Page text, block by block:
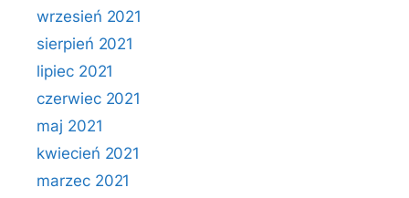
wrzesień 2021
sierpień 2021
lipiec 2021
czerwiec 2021
maj 2021
kwiecień 2021
marzec 2021